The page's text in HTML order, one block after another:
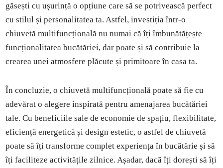
găsești cu ușurință o opțiune care să se potrivească perfect
cu stilul și personalitatea ta. Astfel, investiția într-o
chiuvetă multifuncțională nu numai că îți îmbunătățește
funcționalitatea bucătăriei, dar poate și să contribuie la
crearea unei atmosfere plăcute și primitoare în casa ta.
În concluzie, o chiuvetă multifuncțională poate să fie cu
adevărat o alegere inspirată pentru amenajarea bucătăriei
tale. Cu beneficiile sale de economie de spațiu, flexibilitate,
eficiență energetică și design estetic, o astfel de chiuvetă
poate să îți transforme complet experiența în bucătărie și să
îți faciliteze activitățile zilnice. Așadar, dacă îți dorești să îți